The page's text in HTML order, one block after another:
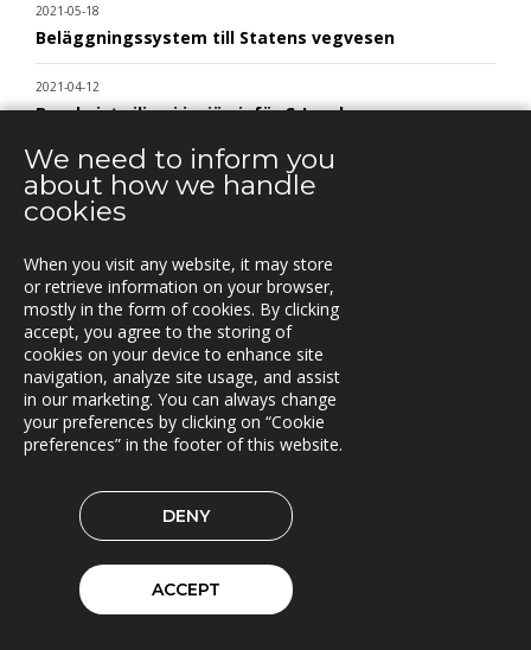
2021-05-18
Beläggningssystem till Statens vegvesen
2021-04-12
Bergkvist siljan i insjön inför C-Load
2021-04-06
C-Load - utökat stöd för hållbara transporter
TRACS Flow i drift hos Söderhamns LBC
2021-03-15
Kunderna nöjda med Triona
2021-03-08
Ny version av TRACS Flow
Webinar med RoadCloud
2021-02-24
Nya lokaler i Oslo
2021-01-29
We need to inform you
about how we handle
cookies
When you visit any website, it may store
or retrieve information on your browser,
mostly in the form of cookies. By clicking
accept, you agree to the storing of
cookies on your device to enhance site
navigation, analyze site usage, and assist
in our marketing. You can always change
your preferences by clicking on “Cookie
preferences” in the footer of this website.
DENY
ACCEPT